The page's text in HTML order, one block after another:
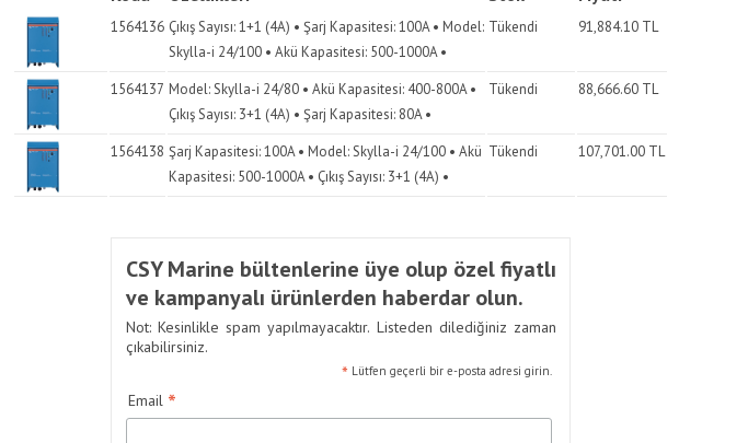
1564136 Çıkış Sayısı: 1+1 (4A) • Şarj Kapasitesi: 100A • Model:
Skylla-i 24/100 • Akü Kapasitesi: 500-1000A •
Tükendi 91,884.10 TL
1564137 Model: Skylla-i 24/80 • Akü Kapasitesi: 400-800A •
Çıkış Sayısı: 3+1 (4A) • Şarj Kapasitesi: 80A •
Tükendi 88,666.60 TL
1564138 Şarj Kapasitesi: 100A • Model: Skylla-i 24/100 • Akü
Kapasitesi: 500-1000A • Çıkış Sayısı: 3+1 (4A) •
Tükendi 107,701.00 TL
CSY Marine bültenlerine üye olup özel fiyatlı
ve kampanyalı ürünlerden haberdar olun.
Not: Kesinlikle spam yapılmayacaktır. Listeden dilediğiniz zaman
çıkabilirsiniz.
* Lütfen geçerli bir e-posta adresi girin.
Email *